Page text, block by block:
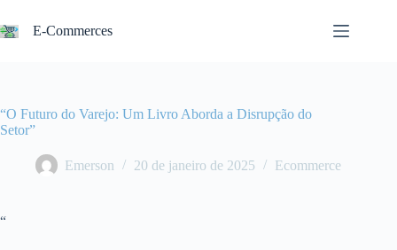
para
o
E-Commerces
“O Futuro do Varejo: Um Livro Aborda a Disrupção do
Setor”
Emerson 20 de janeiro de 2025 Ecommerce
“